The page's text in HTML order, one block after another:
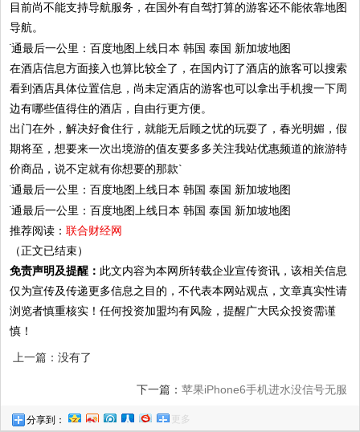
目前尚不能支持导航服务，在国外有自驾打算的游客还不能依靠地图
导航。
在酒店信息方面接入也算比较全了，在国内订了酒店的旅客可以搜索
看到酒店具体位置信息，尚未定酒店的游客也可以拿出手机搜一下周
边有哪些值得住的酒店，自由行更方便。
出门在外，解决好食住行，就能无后顾之忧的玩耍了，春光明媚，假
期将至，想要来一次出境游的值友要多多关注我站优惠频道的旅游特
价商品，说不定就有你想要的那款`
推荐阅读：联合财经网
（正文已结束）
免责声明及提醒： 此文内容为本网所转载企业宣传资讯，该相关信息
仅为宣传及传递更多信息之目的，不代表本网站观点，文章真实性请
浏览者慎重核实！任何投资加盟均有风险，提醒广大民众投资需谨
慎！
上一篇：没有了
下一篇： 苹果iPhone6手机进水没信号无服
分享到： 更多